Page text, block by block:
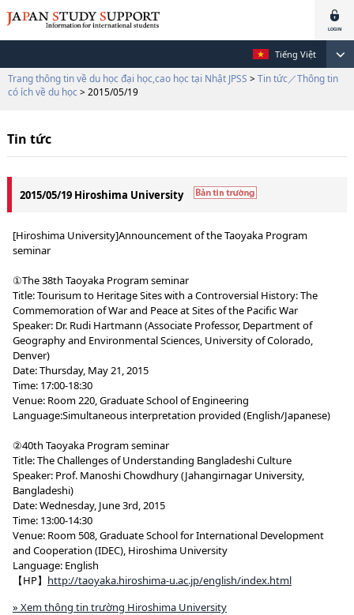
Tiếng Việt
Trang thông tin về du học đại học,cao học tại Nhật JPSS > Tin tức／Thông tin
có ích về du học > 2015/05/19
Tin tức
2015/05/19 Hiroshima University
[Hiroshima University]Announcement of the Taoyaka Program
seminar
①The 38th Taoyaka Program seminar
Title: Tourisum to Heritage Sites with a Controversial History: The
Commemoration of War and Peace at Sites of the Pacific War
Speaker: Dr. Rudi Hartmann (Associate Professor, Department of
Geography and Environmental Sciences, University of Colorado,
Denver)
Date: Thursday, May 21, 2015
Time: 17:00-18:30
Venue: Room 220, Graduate School of Engineering
Language:Simultaneous interpretation provided (English/Japanese)
②40th Taoyaka Program seminar
Title: The Challenges of Understanding Bangladeshi Culture
Speaker: Prof. Manoshi Chowdhury (Jahangirnagar University,
Bangladeshi)
Date: Wednesday, June 3rd, 2015
Time: 13:00-14:30
Venue: Room 508, Graduate School for International Development
and Cooperation (IDEC), Hiroshima University
Language: English
【HP】 http://taoyaka.hiroshima-u.ac.jp/english/index.html
» Xem thông tin trường Hiroshima University